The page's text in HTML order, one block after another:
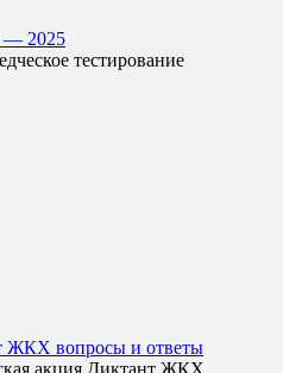
— 2025
тестирование
ЖКХ вопросы и ответы